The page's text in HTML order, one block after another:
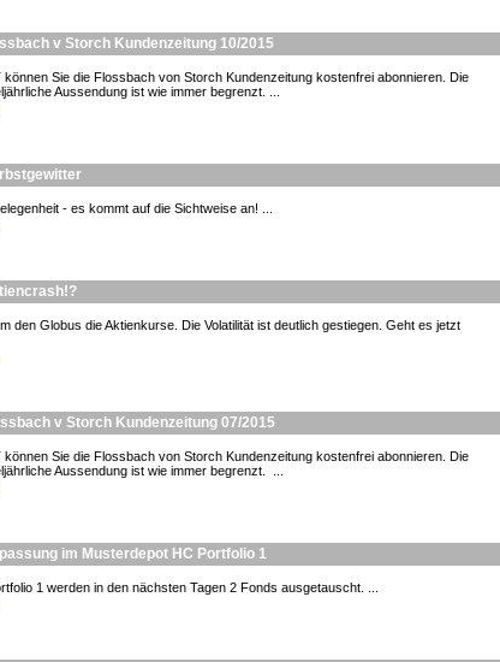
v Storch Kundenzeitung 10/2015
Sie die Flossbach von Storch Kundenzeitung kostenfrei abonnieren. Die
Aussendung ist wie immer begrenzt. ...
- es kommt auf die Sichtweise an! ...
den Globus die Aktienkurse. Die Volatilität ist deutlich gestiegen. Geht es jetzt
v Storch Kundenzeitung 07/2015
Sie die Flossbach von Storch Kundenzeitung kostenfrei abonnieren. Die
Aussendung ist wie immer begrenzt. ...
im Musterdepot HC Portfolio 1
1 werden in den nächsten Tagen 2 Fonds ausgetauscht. ...